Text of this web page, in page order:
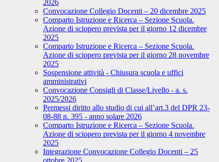
2026
Convocazione Collegio Docenti – 20 dicembre 2025
Comparto Istruzione e Ricerca – Sezione Scuola.
Azione di sciopero prevista per il giorno 12 dicembre
2025
Comparto Istruzione e Ricerca – Sezione Scuola.
Azione di sciopero prevista per il giorno 28 novembre
2025
Sospensione attività - Chiusura scuola e uffici
amministrativi
Convocazione Consigli di Classe/Livello - a. s.
2025/2026
Permessi diritto allo studio di cui all’art.3 del DPR 23-
08-88 n. 395 - anno solare 2026
Comparto Istruzione e Ricerca – Sezione Scuola.
Azione di sciopero prevista per il giorno 4 novembre
2025
Integrazione Convocazione Collegio Docenti – 25